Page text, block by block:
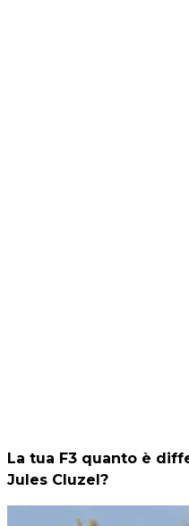
La tua F3 quanto è
Jules Cluzel?